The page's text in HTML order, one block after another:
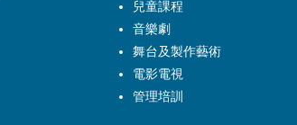
兒童課程
音樂劇
舞台及製作藝術
電影電視
管理培訓